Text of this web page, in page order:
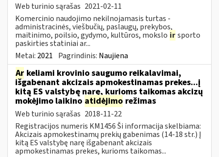
Web turinio sąrašas 2021-02-11
Komercinio naudojimo nekilnojamasis turtas -
administracinės, viešbučių, paslaugų, prekybos,
maitinimo, poilsio, gydymo, kultūros, mokslo irsporto
paskirties statiniai ar...
Metai: 2021 Pagrindinis: Naujiena
Ar keliami krovinio saugumo reikalavimai,
išgabenant akcizais apmokestinamas prekes...į
kitą ES valstybę narę, kurioms taikomas akcizų
mokėjimo laikino atidėjimo režimas
Web turinio sąrašas 2018-11-22
Registracijos numeris KM1456 Ši informacija skelbiama:
Akcizais apmokestinamų prekių gabenimas (14-18 str.) Į
kitą ES valstybę narę išgabenant akcizais
apmokestinamas prekes, kurioms taikomas...